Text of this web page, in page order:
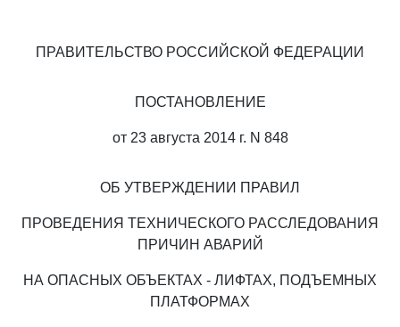
ПРАВИТЕЛЬСТВО РОССИЙСКОЙ ФЕДЕРАЦИИ
ПОСТАНОВЛЕНИЕ
от 23 августа 2014 г. N 848
ОБ УТВЕРЖДЕНИИ ПРАВИЛ
ПРОВЕДЕНИЯ ТЕХНИЧЕСКОГО РАССЛЕДОВАНИЯ
ПРИЧИН АВАРИЙ
НА ОПАСНЫХ ОБЪЕКТАХ - ЛИФТАХ, ПОДЪЕМНЫХ
ПЛАТФОРМАХ